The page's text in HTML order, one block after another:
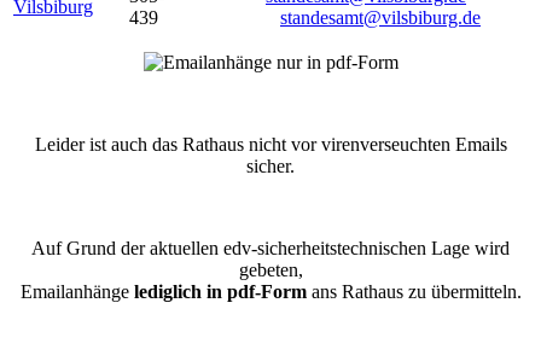
Vilsbiburg
439
standesamt@vilsbiburg.de
Leider ist auch das Rathaus nicht vor virenverseuchten Emails
sicher.
Auf Grund der aktuellen edv-sicherheitstechnischen Lage wird
gebeten,
Emailanhänge lediglich in pdf-Formans Rathaus zu übermitteln.